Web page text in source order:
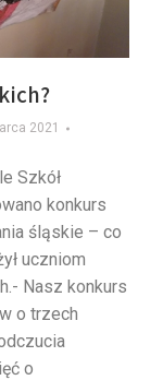
2021
Szkół
konkurs
śląskie – co
uczniom
Nasz konkurs
o trzech
o